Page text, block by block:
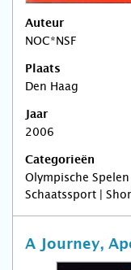
Auteur
NOC*NSF
Plaats
Den Haag
Jaar
2006
Categorieën
Olympische
Schaatssport |
A Journey,